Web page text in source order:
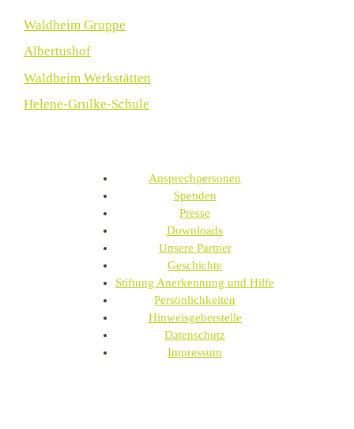
Waldheim Gruppe
Albertushof
Waldheim Werkstätten
Helene-Grulke-Schule
Ansprechpersonen
Spenden
Presse
Downloads
Unsere Partner
Geschichte
Stiftung Anerkennung und Hilfe
Persönlichkeiten
Hinweisgeberstelle
Datenschutz
Impressum